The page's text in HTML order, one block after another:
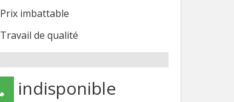
Prix imbattable
Travail de qualité
indisponible